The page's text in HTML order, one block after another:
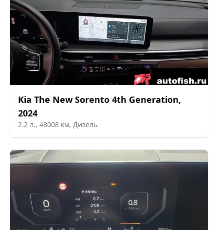
Kia The New Sorento 4th Generation,
2024
2.2 л., 48008 км, Дизель